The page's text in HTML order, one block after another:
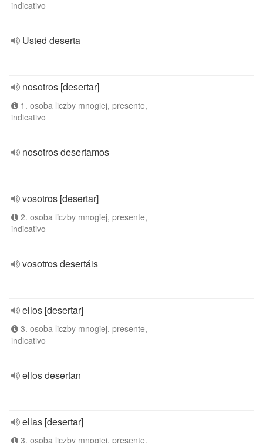
indicativo
Usted deserta
nosotros [desertar]
1. osoba liczby mnogiej, presente,
indicativo
nosotros desertamos
vosotros [desertar]
2. osoba liczby mnogiej, presente,
indicativo
vosotros desertáis
ellos [desertar]
3. osoba liczby mnogiej, presente,
indicativo
ellos desertan
ellas [desertar]
3. osoba liczby mnogiej, presente,